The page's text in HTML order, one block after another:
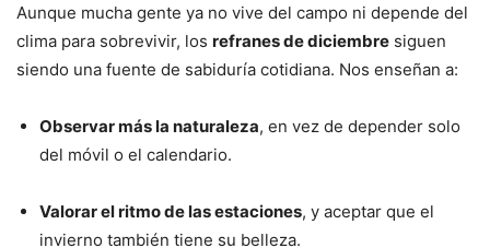
Aunque mucha gente ya no vive del campo ni depende del
clima para sobrevivir, los refranes de diciembre siguen
siendo una fuente de sabiduría cotidiana. Nos enseñan a:
Observar más la naturaleza, en vez de depender solo
del móvil o el calendario.
Valorar el ritmo de las estaciones, y aceptar que el
invierno también tiene su belleza.